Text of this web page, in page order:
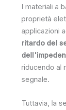
I materiali a
proprietà
applicazioni
ritardo del
riducendo al
segnale.
Tuttavia, la